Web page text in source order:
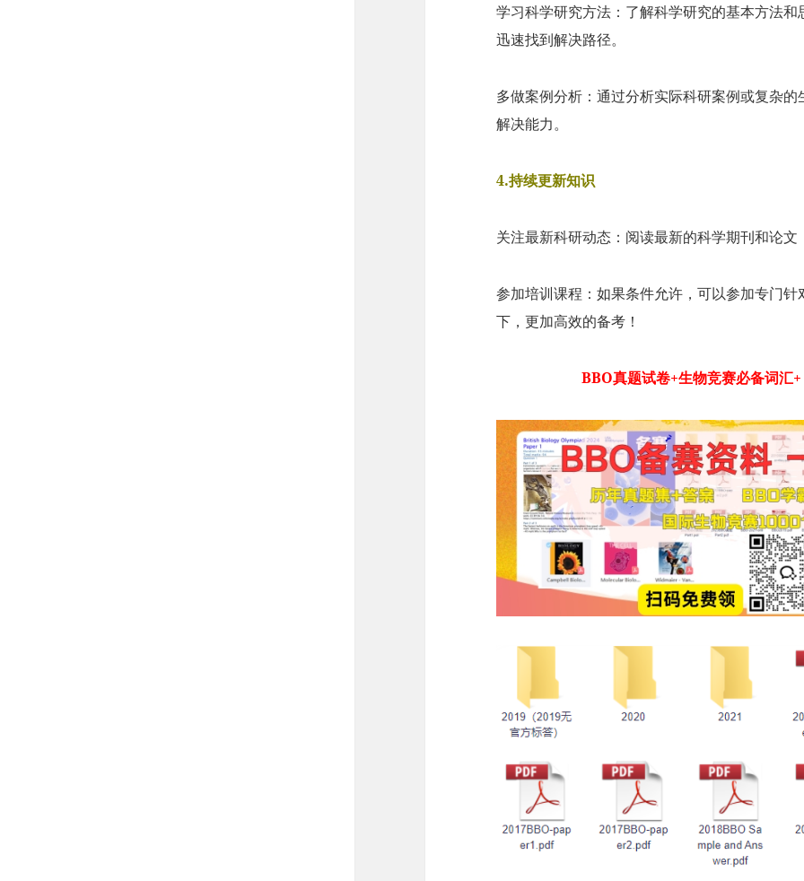
学习科学研究方法：了解科学研究的基本方法
迅速找到解决路径。
多做案例分析：通过分析实际科研案例或复杂
解决能力。
4.持续更新知识
关注最新科研动态：阅读最新的科学期刊和论
参加培训课程：如果条件允许，可以参加专门
下，更加高效的备考！
BBO真题试卷+生物竞赛必备词汇